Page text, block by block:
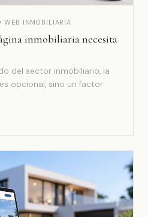
WEB INMOBILIARIA
inmobiliaria necesita
del sector inmobiliario, la
opcional, sino un factor